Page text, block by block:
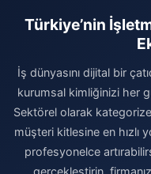
Türkiye’nin
İş dünyasını dijital bir
kurumsal kimliğinizi her
Sektörel olarak
müşteri kitlesine en hızlı
profesyonelce